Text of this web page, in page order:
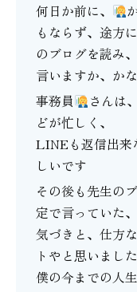
何日か前に、
もならず、途方
のブログを読み
言いますか、か
事務員
さんは
どが忙しく、
LINEも返信出来
しいです
その後も先生の
定で言っていた、
気づきと、仕方
トやと思いました
僕の今までの人